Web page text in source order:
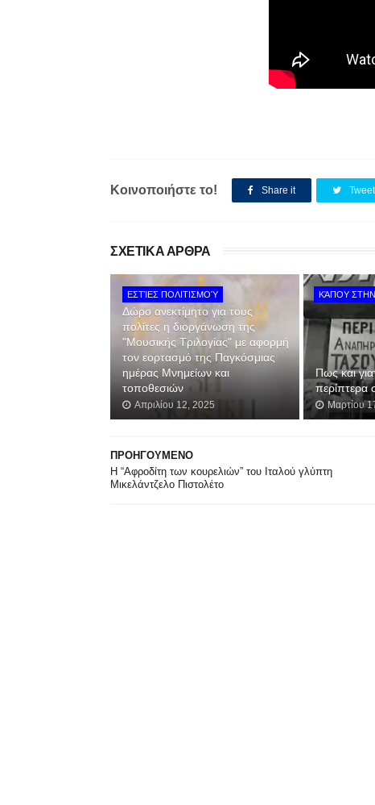
Κοινοποιήστε το! Share it Tweet
ΣΧΕΤΙΚΑ ΑΡΘΡΑ
ΕΣΤΊΕΣ ΠΟΛΙΤΙΣΜΟΎ
Δώρο ανεκτίμητο για τους
πολίτες η διοργάνωση της
"Μουσικής Τριλογίας" με αφορμή
τον εορτασμό της Παγκόσμιας
ημέρας Μνημείων και
τοποθεσιών
Απριλίου 12, 2025
ΚΆΠΟΥ
Πως και
περίπτερα
Μαρτίου
ΠΡΟΗΓΟΥΜΕΝΟ
Η “Αφροδίτη των κουρελιών” του Ιταλού γλύπτη
Μικελάντζελο Πιστολέτο